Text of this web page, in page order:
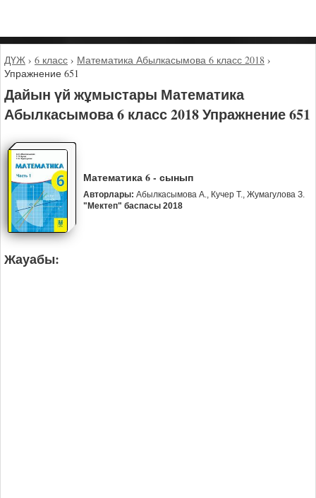
ДҮЖ › 6 класс › Математика Абылкасымова 6 класс 2018 ›
Упражнение 651
Дайын үй жұмыстары Математика
Абылкасымова 6 класс 2018 Упражнение 651
Математика 6 - сынып
Авторлары: Абылкасымова А., Кучер Т., Жумагулова З.
"Мектеп" баспасы 2018
Жауабы: